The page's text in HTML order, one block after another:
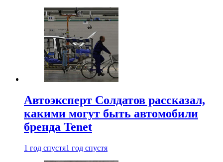
Автоэксперт Солдатов рассказал,
какими могут быть автомобили
бренда Tenet
1 год спустя1 год спустя